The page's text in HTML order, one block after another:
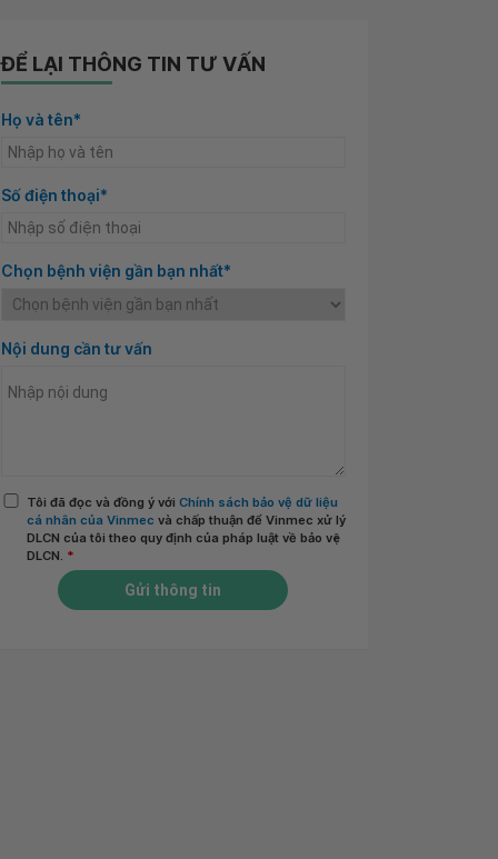
ĐỂ LẠI THÔNG TIN TƯ VẤN
Họ và tên*
Số điện thoại*
Chọn bệnh viện gần bạn nhất*
Nội dung cần tư vấn
Tôi đã đọc và đồng ý với Chính sách bảo vệ dữ liệu
cá nhân của Vinmec và chấp thuận để Vinmec xử lý
DLCN của tôi theo quy định của pháp luật về bảo vệ
DLCN. *
Gửi thông tin